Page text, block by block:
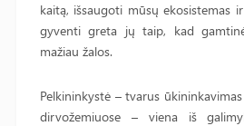
kaitą, išsaugoti mūsų ekosistemas
gyventi greta jų taip, kad
mažiau žalos.
Pelkininkystė – tvarus
dirvožemiuose – viena iš